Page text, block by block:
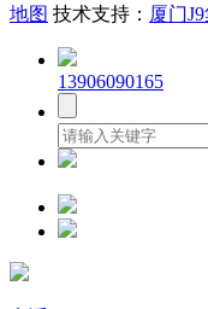
地图 技术支持： 厦门
13906090165